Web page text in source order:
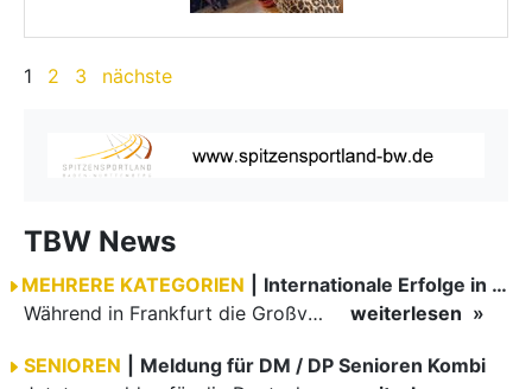
1 2 3 nächste
TBW News
MEHRERE KATEGORIEN
Internationale Erfolge in Belgien
Während in Frankfurt die Großveranstaltung "Hessen tanzt" durchgeführt wurde, fand im belgischen Seraing der Belgian International Fed Cup statt. Drei TBW-Paare durften sich über Erfolge bei…
weiterlesen
SENIOREN
Meldung für DM / DP Senioren Kombi